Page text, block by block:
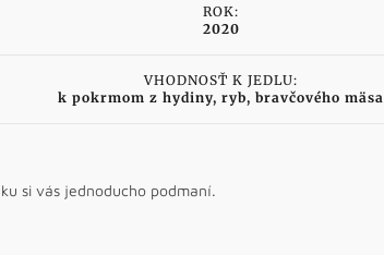
ROK:
2020
VHODNOSŤ K JEDLU:
k pokrmom z hydiny, ryb, bravčového mäsa
si vás jednoducho podmaní.